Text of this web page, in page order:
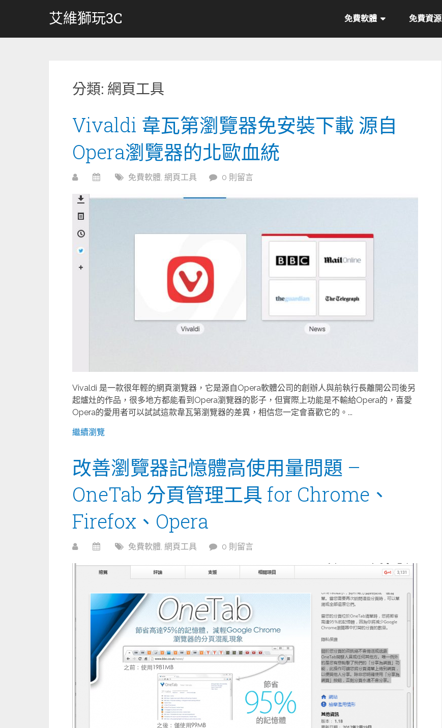
艾維獅玩3C 免費軟體 免費資源
分類: 網頁工具
Vivaldi 韋瓦第瀏覽器免安裝下載 源自
Opera瀏覽器的北歐血統
免費軟體, 網頁工具 0 則留言
Vivaldi 是一款很年輕的網頁瀏覽器，它是源自Opera軟體公司的創辦人與前執行長離開公司後另
起爐灶的作品，很多地方都能看到Opera瀏覽器的影子，但實際上功能是不輸給Opera的，喜愛
Opera的愛用者可以試試這款韋瓦第瀏覽器的差異，相信您一定會喜歡它的。...
繼續瀏覽
改善瀏覽器記憶體高使用量問題 –
OneTab 分頁管理工具 for Chrome、
Firefox、Opera
免費軟體, 網頁工具 0 則留言